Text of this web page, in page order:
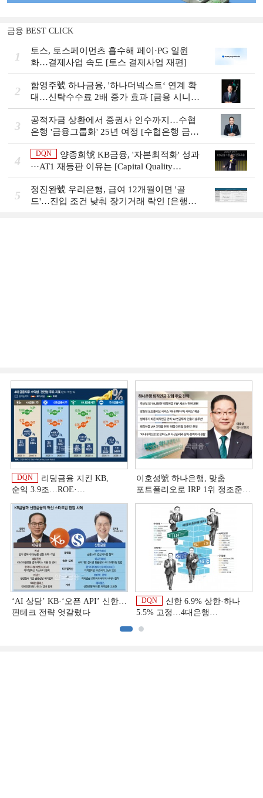
금융 BEST CLICK
1
토스, 토스페이먼츠 흡수해 페이·PG 일원
화…결제사업 속도 [토스 결제사업 재편]
2
함영주號 하나금융, '하나더넥스트‘ 연계 확
대…신탁수수료 2배 증가 효과 [금융 시니어
비즈니스 돋보기]
3
공적자금 상환에서 증권사 인수까지…수협
은행 '금융그룹화' 25년 여정 [수협은행 금융
그룹의 꿈①]
4
DQN
양종희號 KB금융, '자본최적화' 성과
···AT1 재등판 이유는 [Capital Quality
Review]]
5
정진완號 우리은행, 급여 12개월이면 '골
드'…진입 조건 낮춰 장기거래 락인 [은행권
DQN
리딩금융 지킨 KB,
순익 3.9조…ROE·
상반기 금융 리그테이블]
이호성號 하나은행, 맞춤
포트폴리오로 IRP 1위 정조준
‘AI 상담’ KB·‘오픈 API’ 신한…
핀테크 전략 엇갈렸다
DQN
신한 6.9% 상한·하나
5.5% 고정…4대은행